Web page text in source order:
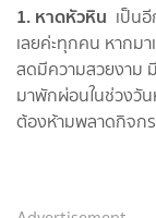
1. หาดหัวหิน เป็น
เลยค่ะทุกคน หากม
สดมีความสวยงาม
มาพักผ่อนในช่วงวัน
ต้องห้ามพลาดกิจก